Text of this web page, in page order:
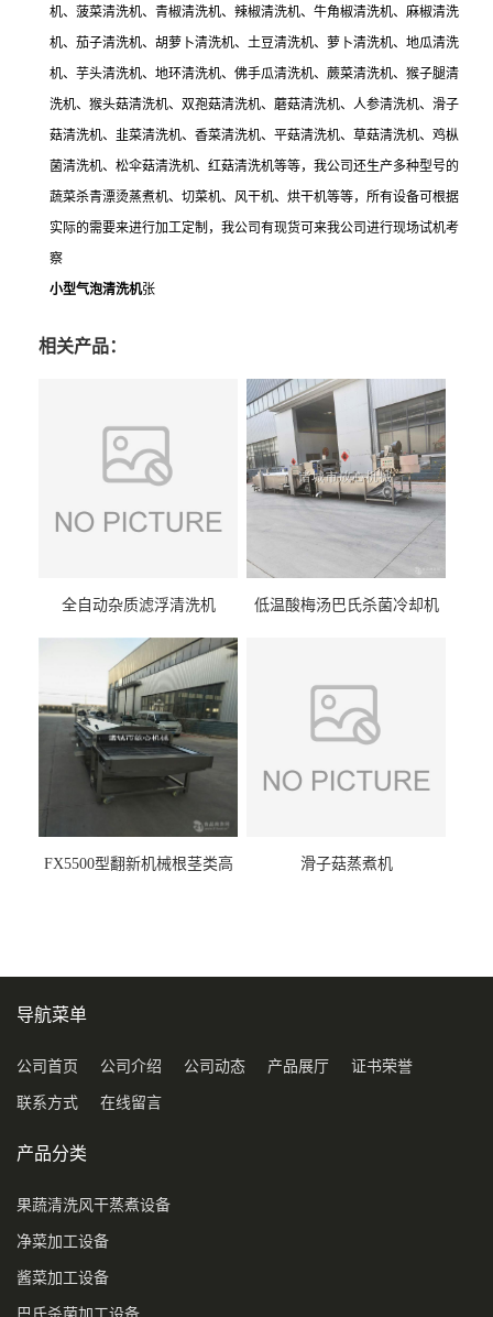
机、菠菜清洗机、青椒清洗机、辣椒清洗机、牛角椒清洗机、麻椒清洗
机、茄子清洗机、胡萝卜清洗机、土豆清洗机、萝卜清洗机、地瓜清洗
机、芋头清洗机、地环清洗机、佛手瓜清洗机、蕨菜清洗机、猴子腿清
洗机、猴头菇清洗机、双孢菇清洗机、蘑菇清洗机、人参清洗机、滑子
菇清洗机、韭菜清洗机、香菜清洗机、平菇清洗机、草菇清洗机、鸡枞
菌清洗机、松伞菇清洗机、红菇清洗机等等，我公司还生产多种型号的
蔬菜杀青漂烫蒸煮机、切菜机、风干机、烘干机等等，所有设备可根据
实际的需要来进行加工定制，我公司有现货可来我公司进行现场试机考
察
小型气泡清洗机张
相关产品：
全自动杂质滤浮清洗机 低温酸梅汤巴氏杀菌冷却机
FX5500型翻新机械根茎类高
滑子菇蒸煮机
导航菜单
公司首页 公司介绍 公司动态 产品展厅 证书荣誉
联系方式 在线留言
产品分类
果蔬清洗风干蒸煮设备
净菜加工设备
酱菜加工设备